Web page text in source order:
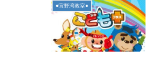
●宜野湾教室●